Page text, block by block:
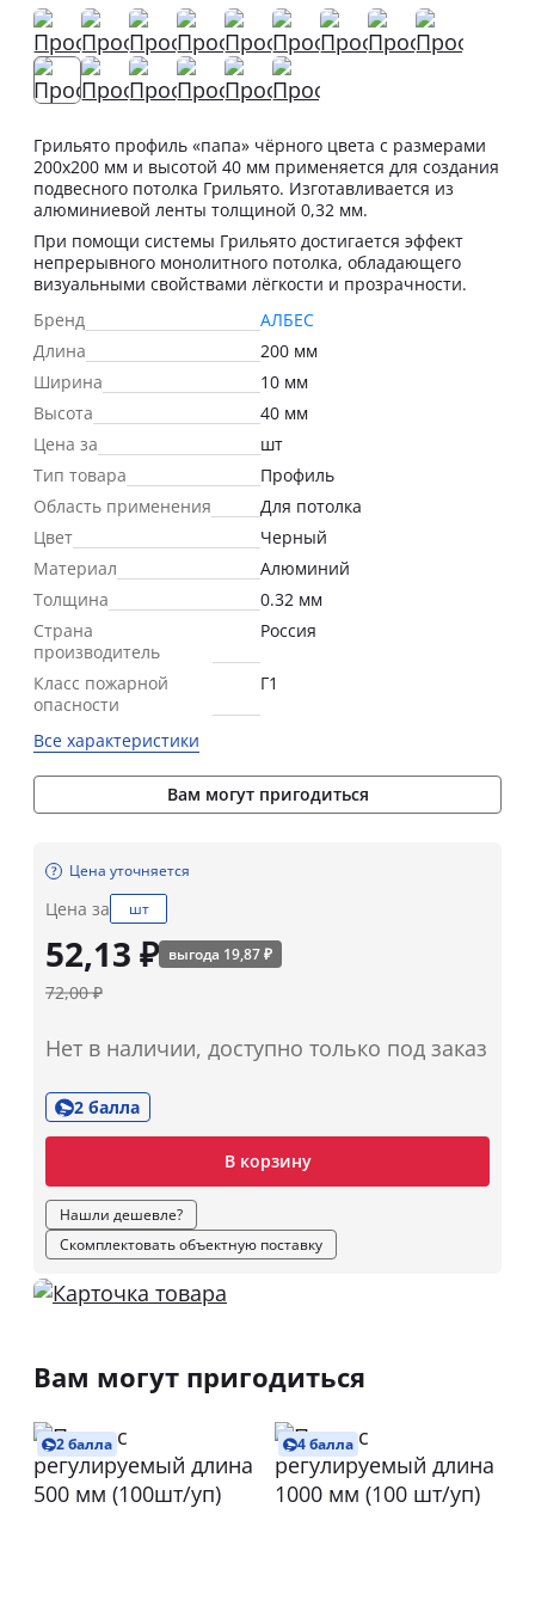
Грильято профиль «папа» чёрного цвета с размерами
200х200 мм и высотой 40 мм применяется для создания
подвесного потолка Грильято. Изготавливается из
алюминиевой ленты толщиной 0,32 мм.
При помощи системы Грильято достигается эффект
непрерывного монолитного потолка, обладающего
визуальными свойствами лёгкости и прозрачности.
Бренд
АЛБЕС
Длина
200 мм
Ширина
10 мм
Высота
40 мм
Цена за
шт
Тип товара
Профиль
Область применения
Для потолка
Цвет
Черный
Материал
Алюминий
Толщина
0.32 мм
Страна
производитель
Россия
Класс пожарной
опасности
Г1
Все характеристики
Вам могут пригодиться
Цена уточняется
Цена за шт
52,13 ₽ выгода 19,87 ₽
72,00 ₽
Нет в наличии, доступно только под заказ
2 балла
В корзину
Нашли дешевле?
Скомплектовать объектную поставку
Вам могут пригодиться
2 балла 4 балла